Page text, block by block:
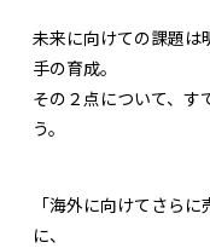
未来に向けての課題は
手の育成。
その２点について、す
う。
「海外に向けてさら
に、